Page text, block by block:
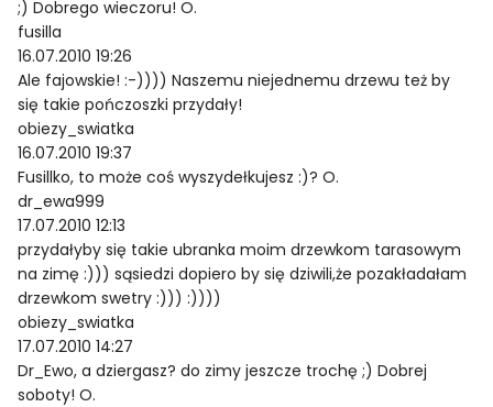
;) Dobrego wieczoru! O.
fusilla
16.07.2010 19:26
Ale fajowskie! :-)))) Naszemu niejednemu drzewu też by
się takie pończoszki przydały!
obiezy_swiatka
16.07.2010 19:37
Fusillko, to może coś wyszydełkujesz :)? O.
dr_ewa999
17.07.2010 12:13
przydałyby się takie ubranka moim drzewkom tarasowym
na zimę :))) sąsiedzi dopiero by się dziwili,że pozakładałam
drzewkom swetry :))) :))))
obiezy_swiatka
17.07.2010 14:27
Dr_Ewo, a dziergasz? do zimy jeszcze trochę ;) Dobrej
soboty! O.